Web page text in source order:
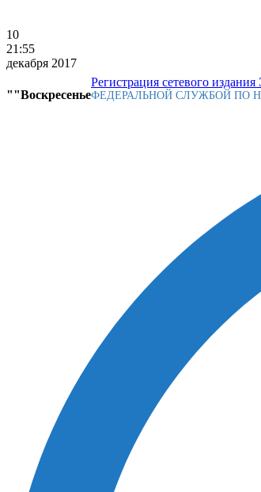
10
21:55
декабря 2017
""Воскресенье
Регистрация сетевого
ФЕДЕРАЛЬНОЙ СЛУЖБОЙ ПО